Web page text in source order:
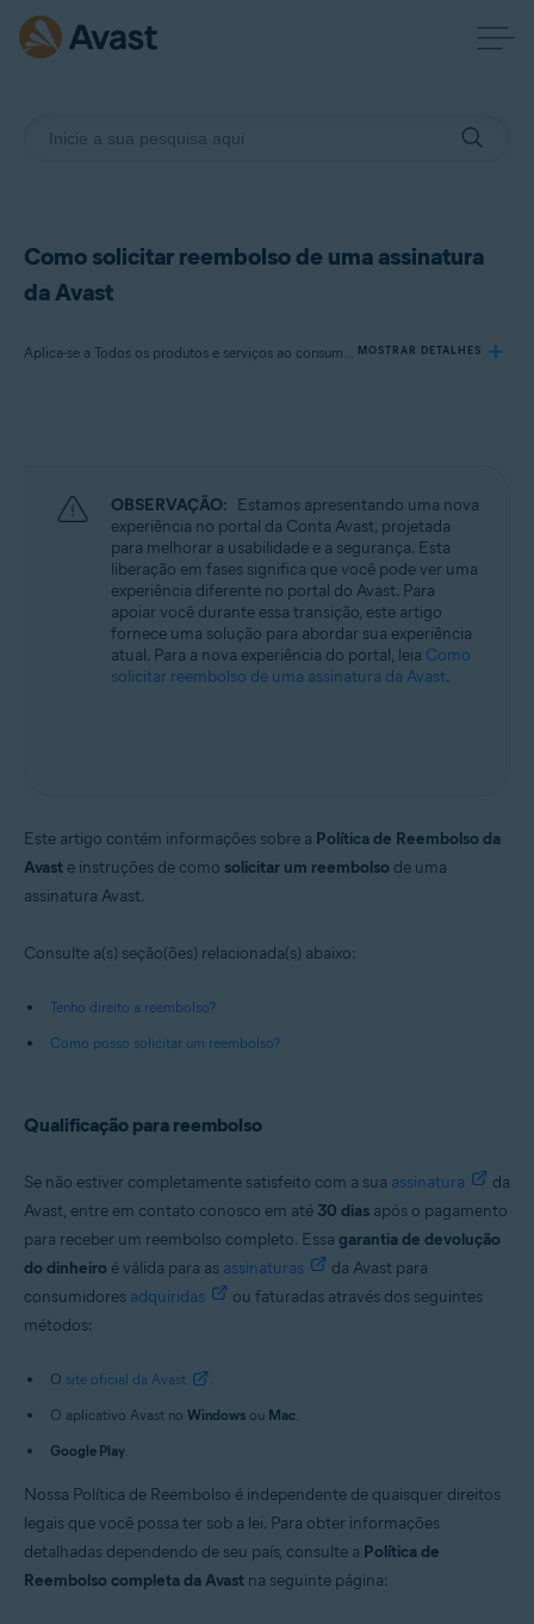
Como solicitar reembolso de uma assinatura
da Avast
Aplica-se a Todos os produtos e serviços ao consumidor pagos da Avast MOSTRAR DETALHES
Sistemas operacionais:
Todos os sistemas operacionais compatíveis
OBSERVAÇÃO: Estamos apresentando uma nova
experiência no portal da Conta Avast, projetada
para melhorar a usabilidade e a segurança. Esta
liberação em fases significa que você pode ver uma
experiência diferente no portal do Avast. Para
apoiar você durante essa transição, este artigo
fornece uma solução para abordar sua experiência
atual. Para a nova experiência do portal, leia Como
solicitar reembolso de uma assinatura da Avast.
Este artigo contém informações sobre a Política de Reembolso da
Avast e instruções de como solicitar um reembolso de uma
assinatura Avast.
Consulte a(s) seção(ões) relacionada(s) abaixo:
Tenho direito a reembolso?
Como posso solicitar um reembolso?
Qualificação para reembolso
Se não estiver completamente satisfeito com a sua assinatura
da
Avast, entre em contato conosco em até 30 dias após o pagamento
para receber um reembolso completo. Essa garantia de devolução
do dinheiro é válida para as assinaturas
da Avast para
consumidores adquiridas
ou faturadas através dos seguintes
métodos:
O site oficial da Avast
.
O aplicativo Avast no Windows ou Mac.
Google Play.
Nossa Política de Reembolso é independente de quaisquer direitos
legais que você possa ter sob a lei. Para obter informações
detalhadas dependendo de seu país, consulte a Política de
Reembolso completa da Avast na seguinte página: